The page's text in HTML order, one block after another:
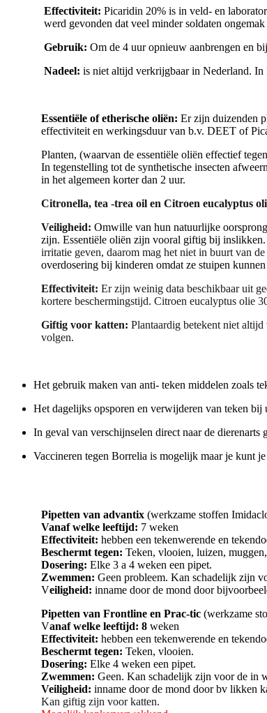
Effectiviteit: Picaridin 20% is in veld- en
werd gevonden dat veel minder soldaten
Gebruik: Om de 4 uur opnieuw aanbrengen en
Nadeel: is niet altijd verkrijgbaar in Nederland. In
Essentiële of etherische oliën: Er zijn duizenden
effectiviteit en werkingsduur van b.v. DEET of
Planten, (waarvan de essentiële oliën effectief
In tegenstelling tot de synthetische insecten
in het algemeen korter dan 2 uur.
Citronella, tea -trea oil en Citroen eucalyptus
Veiligheid: Omwille van hun natuurlijke
zijn. Essentiële oliën zijn vooral giftig bij inslikken.
irritatie geven, daarom mag het niet in buurt van
overdosering bij kinderenomdat ze stuipen
Effectiviteit: Er zijn weinig data beschikbaar uit
kortere beschermingstijd. Citroen eucalyptus olie
Giftig voor katten: Plantaardig betekent niet
volgen.
Het gebruik maken van anti- teken middelen zoals
Het dagelijks opsporen en verwijderen van teken bij
In geval van verschijnselen direct naar de
Vaccineren tegen Borrelia is mogelijk maar je kunt
Pipetten van advantix(werkzame stoffen
Vanaf welke leeftijd: 7 weken
Effectiviteit: hebben een tekenwerende en
Beschermt tegen:Teken, vlooien, luizen,
Dosering:Elke 3 a 4 weken een pipet.
Zwemmen:Geen probleem. Kan schadelijk zijn
Veiligheid:inname door de mond door
Pipetten van Frontline en Prac-tic(werkzame
Vanaf welke leeftijd: 8 weken
Effectiviteit: hebben een tekenwerende en
Beschermt tegen:Teken, vlooien.
Dosering:Elke 4 weken een pipet.
Zwemmen:Geen. Kan schadelijk zijn voor de in
Veiligheid:inname door de mond door bv likken
Kan giftig zijn voor katten.